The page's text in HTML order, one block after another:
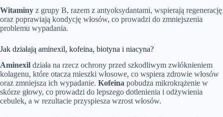
Witaminy z grupy B, razem z antyoksydantami, wspierają regenerację
oraz poprawiają kondycję włosów, co prowadzi do zmniejszenia
problemu wypadania.
Jak działają aminexil, kofeina, biotyna i niacyna?
Aminexil działa na rzecz ochrony przed szkodliwym zwłóknieniem
kolagenu, które otacza mieszki włosowe, co wspiera zdrowie włosów
oraz zmniejsza ich wypadanie. Kofeina pobudza mikrokrążenie w
skórze głowy, co prowadzi do lepszego dotlenienia i odżywienia
cebulek, a w rezultacie przyspiesza wzrost włosów.